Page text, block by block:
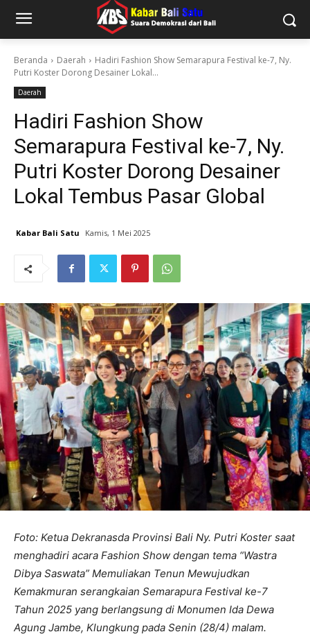
Beranda Daerah
Hadiri Fashion Show Semarapura Festival ke-7, Ny.
Putri Koster Dorong Desainer Lokal...
Daerah
Hadiri Fashion Show
Semarapura Festival ke-7, Ny.
Putri Koster Dorong Desainer
Lokal Tembus Pasar Global
Kabar Bali Satu Kamis, 1 Mei 2025
Foto: Ketua Dekranasda Provinsi Bali Ny. Putri Koster saat
menghadiri acara Fashion Show dengan tema “Wastra
Dibya Saswata” Memuliakan Tenun Mewujudkan
Kemakmuran serangkaian Semarapura Festival ke-7
Tahun 2025 yang berlangsung di Monumen Ida Dewa
Agung Jambe, Klungkung pada Senin (28/4) malam.